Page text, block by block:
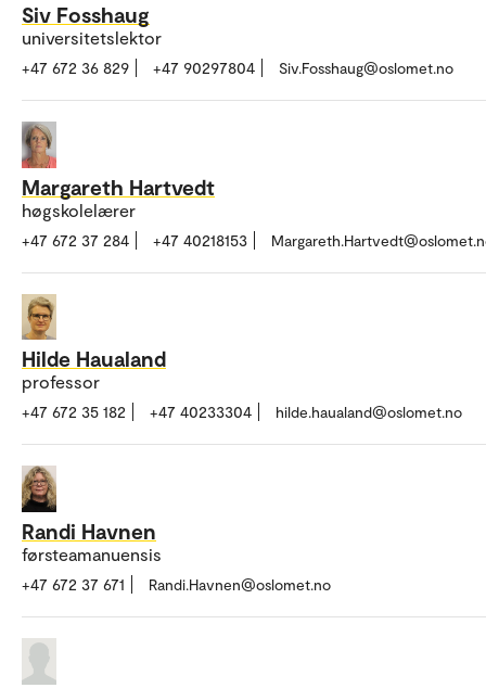
Siv Fosshaug
universitetslektor
+47 672 36 829 +47 90297804 Siv.Fosshaug@oslomet.no
Margareth Hartvedt
høgskolelærer
+47 672 37 284 +47 40218153
Hilde Haualand
professor
+47 672 35 182 +47 40233304 hilde.haualand@oslomet.no
Randi Havnen
førsteamanuensis
+47 672 37 671 Randi.Havnen@oslomet.no